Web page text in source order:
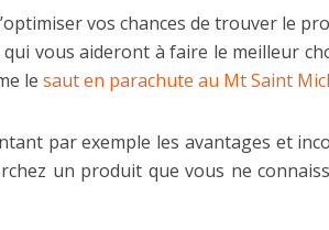
vos chances de trouver le
vous aideront à faire le meilleur
le saut en parachute au Mt Saint
par exemple les avantages et
un produit que vous ne